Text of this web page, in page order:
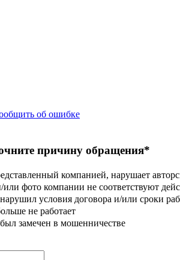
об ошибке
причину обращения*
компанией, нарушает
фото компании не соответствуют
условия договора и/или сроки
не работает
замечен в мошенничестве